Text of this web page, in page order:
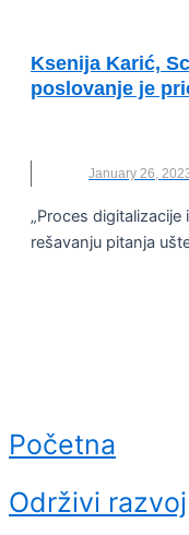
Ksenija Karić,
poslovanje je
January 26,
„Proces
rešavanju pitanja
Početna
Održivi razvoj